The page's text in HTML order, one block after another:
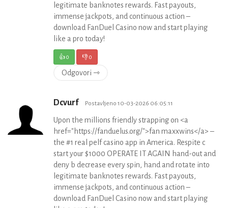
legitimate banknotes rewards. Fast payouts,
immense jackpots, and continuous action –
download FanDuel Casino now and start playing
like a pro today!
👍0 👎0
Odgovori ⇾
Dcvurf Postavljeno 10-03-2026 06:05:11
Upon the millions friendly strapping on <a
href="https://fanduelus.org/">fan maxxwins</a> –
the #1 real pelf casino app in America. Respite c
start your $1000 OPERATE IT AGAIN hand-out and
deny b decrease every spin, hand and rotate into
legitimate banknotes rewards. Fast payouts,
immense jackpots, and continuous action –
download FanDuel Casino now and start playing